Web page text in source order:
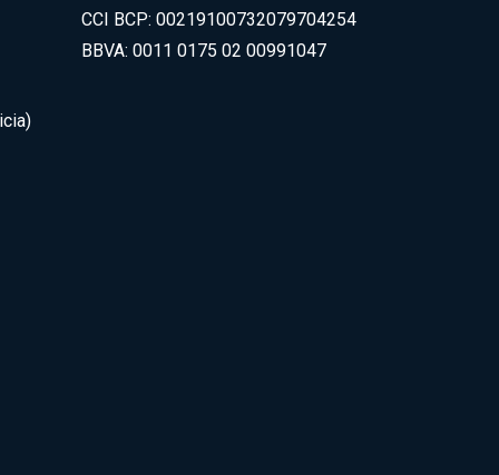
CCI BCP: 00219100732079704254
BBVA: 0011 0175 02 00991047